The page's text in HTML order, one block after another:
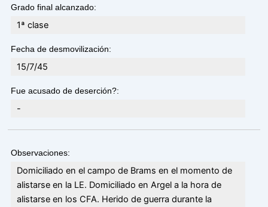
Grado final alcanzado:
1ª clase
Fecha de desmovilización:
15/7/45
Fue acusado de deserción?:
-
Observaciones:
Domiciliado en el campo de Brams en el momento de
alistarse en la LE. Domiciliado en Argel a la hora de
alistarse en los CFA. Herido de guerra durante la